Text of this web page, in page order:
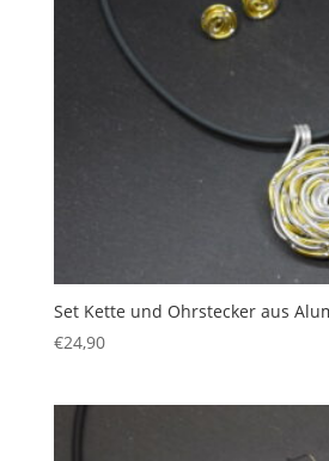
Set Kette und Ohrstecker aus
€24,90